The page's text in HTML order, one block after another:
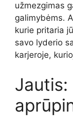
užmezgimas
galimybėms.
kurie pritaria
savo lyderio
karjeroje,
Jautis: